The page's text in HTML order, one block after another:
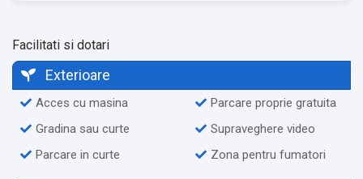
Facilitati si dotari
Exterioare
Acces cu masina
Gradina sau curte
Parcare in curte
Parcare proprie gratuita
Supraveghere video
Zona pentru fumatori